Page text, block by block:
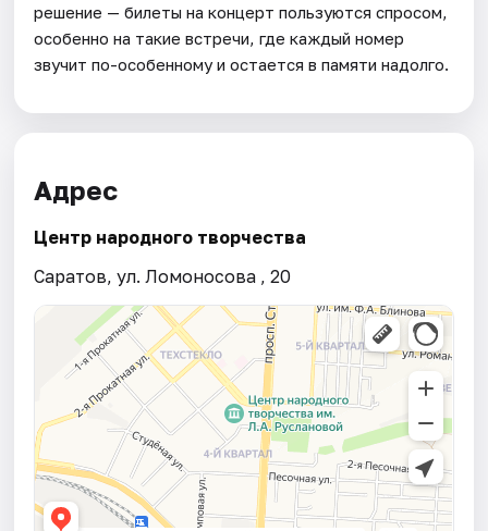
решение — билеты на концерт пользуются спросом,
особенно на такие встречи, где каждый номер
звучит по-особенному и остается в памяти надолго.
Адрес
Центр народного творчества
Саратов, ул. Ломоносова , 20